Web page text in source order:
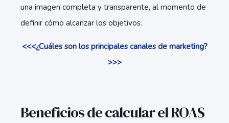
una imagen completa y transparente, al momento de
definir cómo alcanzar los objetivos.
<<<¿Cuáles son los principales canales de marketing?
>>>
Beneficios de calcular el ROAS